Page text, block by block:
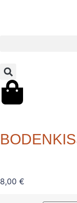
8,00 €